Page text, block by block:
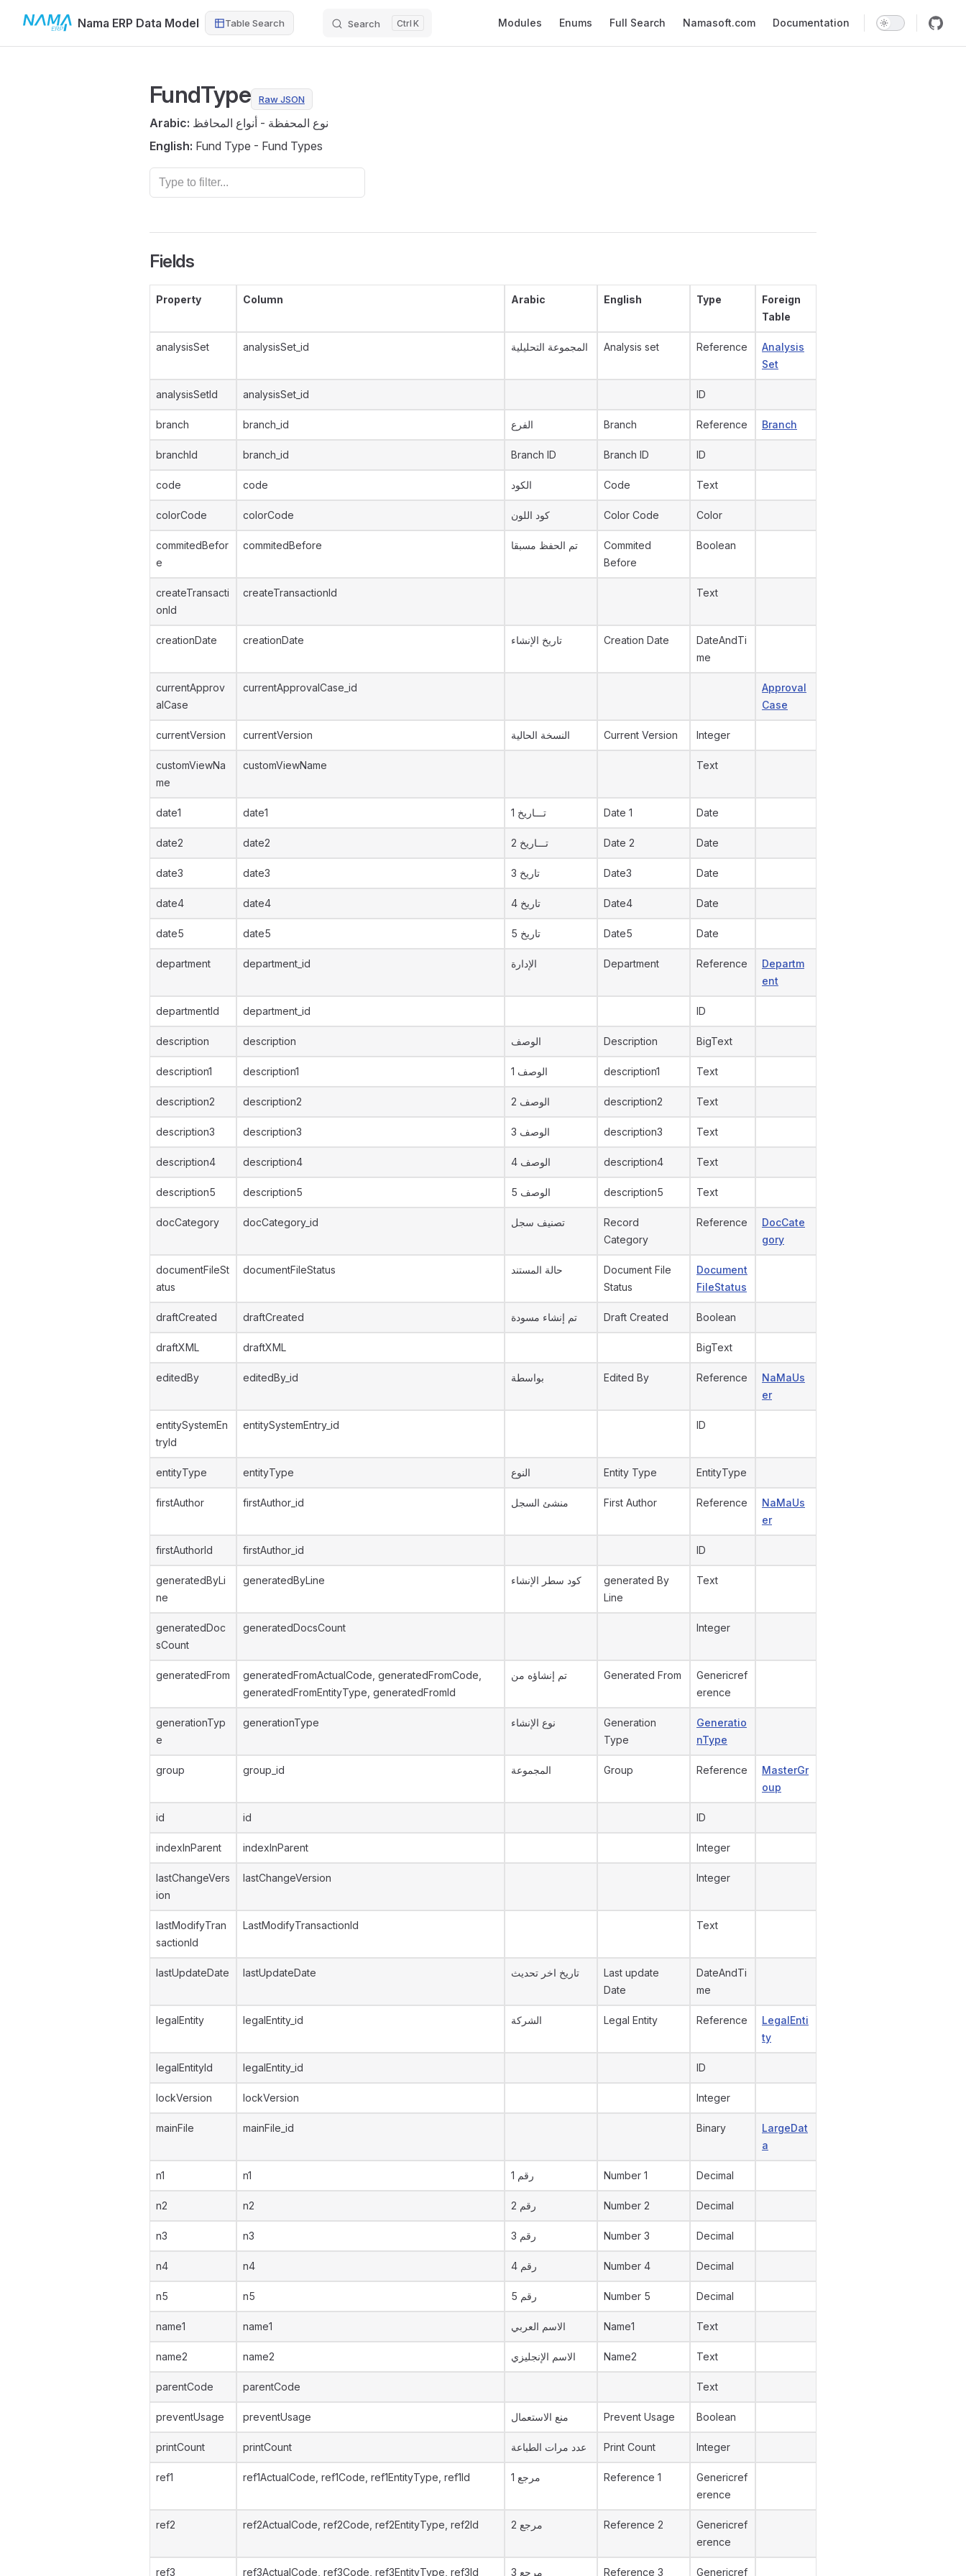
Skip to contentNama ERP Data Model Table Search Search K Modules Enums Full Search Namasoft.com Documentation
FundType Raw JSON
Arabic: نوع المحفظة - أنواع المحافظ
English: Fund Type - Fund Types
Fields
Property Column Arabic English Type
Foreign
Table
analysisSet analysisSet_id المجموعة التحليلية Analysis set Reference
Analysis
Set
analysisSetId analysisSet_id ID
branch branch_id الفرع Branch Reference Branch
branchId branch_id Branch ID Branch ID ID
code code الكود Code Text
colorCode colorCode كود اللون Color Code Color
commitedBefor
e
commitedBefore تم الحفظ مسبقا
Commited
Before
Boolean
createTransacti
onId
createTransactionId Text
creationDate creationDate تاريخ الإنشاء Creation Date
DateAndTi
me
currentApprov
alCase
currentApprovalCase_id
Approval
Case
currentVersion currentVersion النسخة الحالية Current Version Integer
customViewNa
me
customViewName Text
date1 date1 تـــاريخ 1 Date 1 Date
date2 date2 تـــاريخ 2 Date 2 Date
date3 date3 تاريخ 3 Date3 Date
date4 date4 تاريخ 4 Date4 Date
date5 date5 تاريخ 5 Date5 Date
department department_id الإدارة Department Reference
Departm
ent
departmentId department_id ID
description description الوصف Description BigText
description1 description1 الوصف 1 description1 Text
description2 description2 الوصف 2 description2 Text
description3 description3 الوصف 3 description3 Text
description4 description4 الوصف 4 description4 Text
description5 description5 الوصف 5 description5 Text
docCategory docCategory_id تصنيف سجل
Record
Category
Reference
DocCate
gory
documentFileSt
atus
documentFileStatus حالة المستند
Document File
Status
Document
FileStatus
draftCreated draftCreated تم إنشاء مسودة Draft Created Boolean
draftXML draftXML BigText
editedBy editedBy_id بواسطة Edited By Reference
NaMaUs
er
entitySystemEn
tryId
entitySystemEntry_id ID
entityType entityType النوع Entity Type EntityType
firstAuthor firstAuthor_id منشئ السجل First Author Reference
NaMaUs
er
firstAuthorId firstAuthor_id ID
generatedByLi
ne
generatedByLine كود سطر الإنشاء
generated By
Line
Text
generatedDoc
sCount
generatedDocsCount Integer
generatedFrom
generatedFromActualCode, generatedFromCode,
generatedFromEntityType, generatedFromId
تم إنشاؤه من Generated From
Genericref
erence
generationTyp
e
generationType نوع الإنشاء
Generation
Type
Generatio
nType
group group_id المجموعة Group Reference
MasterGr
oup
id id ID
indexInParent indexInParent Integer
lastChangeVers
ion
lastChangeVersion Integer
lastModifyTran
sactionId
LastModifyTransactionId Text
lastUpdateDate lastUpdateDate تاريخ اخر تحديث
Last update
Date
DateAndTi
me
legalEntity legalEntity_id الشركة Legal Entity Reference
LegalEnti
ty
legalEntityId legalEntity_id ID
lockVersion lockVersion Integer
mainFile mainFile_id Binary
LargeDat
a
n1 n1 رقم 1 Number 1 Decimal
n2 n2 رقم 2 Number 2 Decimal
n3 n3 رقم 3 Number 3 Decimal
n4 n4 رقم 4 Number 4 Decimal
n5 n5 رقم 5 Number 5 Decimal
name1 name1 الاسم العربي Name1 Text
name2 name2 الاسم الإنجليزي Name2 Text
parentCode parentCode Text
preventUsage preventUsage منع الاستعمال Prevent Usage Boolean
printCount printCount عدد مرات الطباعة Print Count Integer
ref1 ref1ActualCode, ref1Code, ref1EntityType, ref1Id مرجع 1 Reference 1
Genericref
erence
ref2 ref2ActualCode, ref2Code, ref2EntityType, ref2Id مرجع 2 Reference 2
Genericref
erence
ref3 ref3ActualCode, ref3Code, ref3EntityType, ref3Id مرجع 3 Reference 3 Genericref